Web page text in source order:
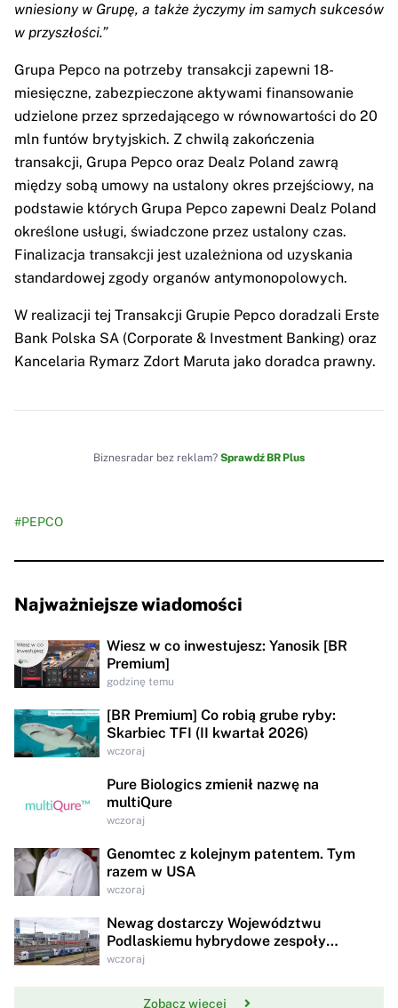
wniesiony w Grupę, a także życzymy im samych sukcesów
w przyszłości.”
Grupa Pepco na potrzeby transakcji zapewni 18-
miesięczne, zabezpieczone aktywami finansowanie
udzielone przez sprzedającego w równowartości do 20
mln funtów brytyjskich. Z chwilą zakończenia
transakcji, Grupa Pepco oraz Dealz Poland zawrą
między sobą umowy na ustalony okres przejściowy, na
podstawie których Grupa Pepco zapewni Dealz Poland
określone usługi, świadczone przez ustalony czas.
Finalizacja transakcji jest uzależniona od uzyskania
standardowej zgody organów antymonopolowych.
W realizacji tej Transakcji Grupie Pepco doradzali Erste
Bank Polska SA (Corporate & Investment Banking) oraz
Kancelaria Rymarz Zdort Maruta jako doradca prawny.
Biznesradar bez reklam? Sprawdź BR Plus
#PEPCO
Najważniejsze wiadomości
Wiesz w co inwestujesz: Yanosik [BR
Premium]
godzinę temu
[BR Premium] Co robią grube ryby:
Skarbiec TFI (II kwartał 2026)
wczoraj
Pure Biologics zmienił nazwę na
multiQure
wczoraj
Genomtec z kolejnym patentem. Tym
razem w USA
wczoraj
Newag dostarczy Województwu
Podlaskiemu hybrydowe zespoły
trakcyjne za 95,8 mln zł
wczoraj
Zobacz więcej